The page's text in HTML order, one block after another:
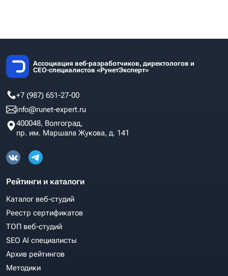
Ассоциация веб-разработчиков, директологов и
СЕО-специалистов «РунетЭксперт»
+7 (987) 651-27-00
info@runet-expert.ru
400048, Волгоград,
пр. им. Маршала Жукова, д. 141
Рейтинги и каталоги
Каталог веб-студий
Реестр сертификатов
ТОП веб-студий
SEO AI специалисты
Архив рейтингов
Методики